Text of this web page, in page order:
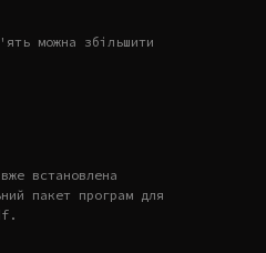
можна збільшити
встановлена
пакет програм для